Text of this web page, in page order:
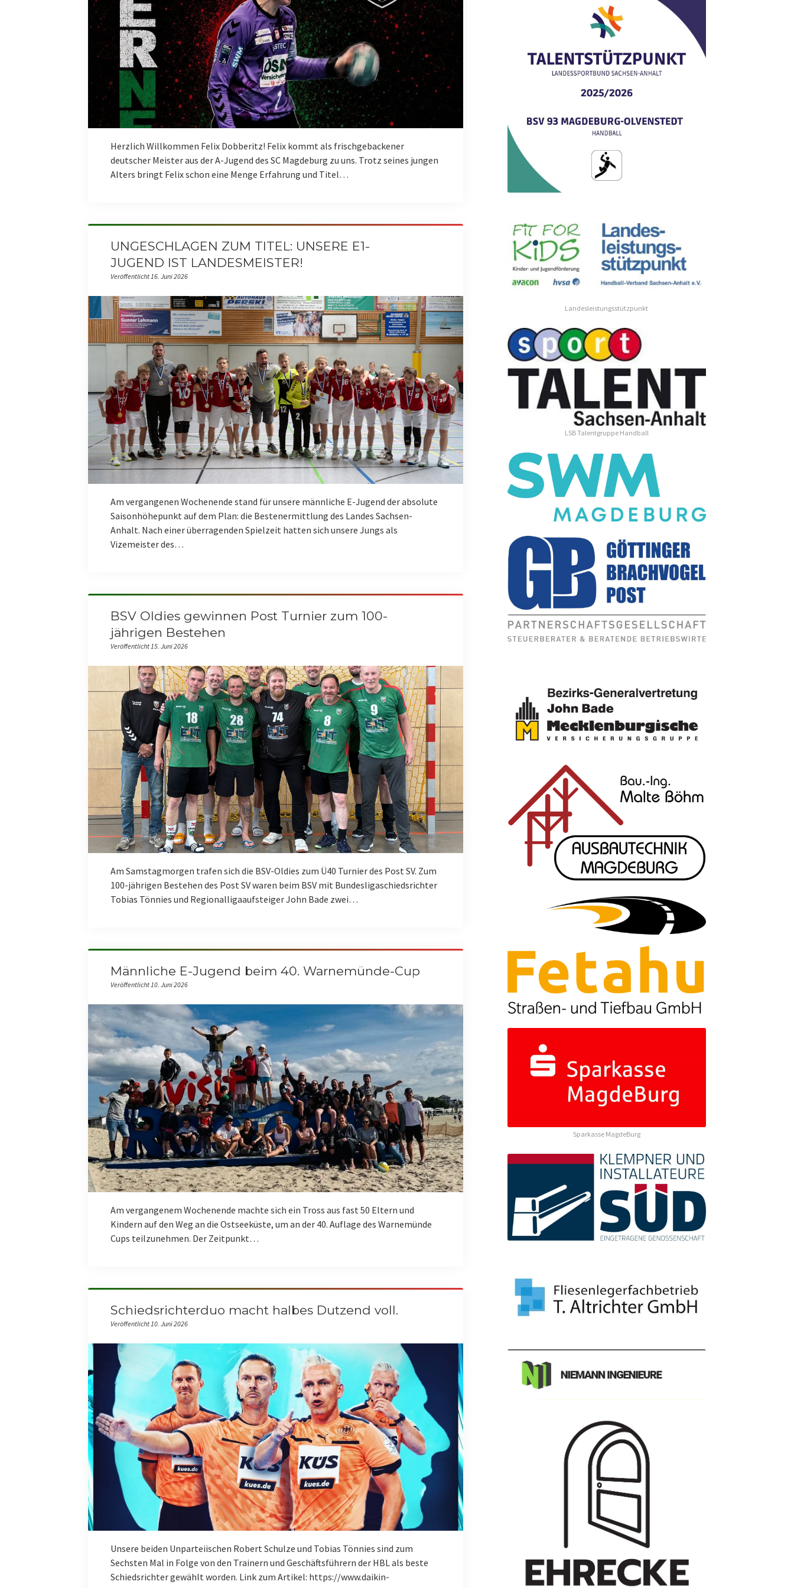
Herzlich Willkommen Felix Dobberitz! Felix kommt als frischgebackener
deutscher Meister aus der A-Jugend des SC Magdeburg zu uns. Trotz seines jungen
Alters bringt Felix schon eine Menge Erfahrung und Titel…
UNGESCHLAGEN ZUM TITEL: UNSERE E1-
JUGEND IST LANDESMEISTER!
Veröffentlicht 16. Juni 2026
Am vergangenen Wochenende stand für unsere männliche E-Jugend der absolute
Saisonhöhepunkt auf dem Plan: die Bestenermittlung des Landes Sachsen-
Anhalt. Nach einer überragenden Spielzeit hatten sich unsere Jungs als
Vizemeister des…
BSV Oldies gewinnen Post Turnier zum 100-
jährigen Bestehen
Veröffentlicht 15. Juni 2026
Am Samstagmorgen trafen sich die BSV-Oldies zum Ü40 Turnier des Post SV. Zum
100-jährigen Bestehen des Post SV waren beim BSV mit Bundesligaschiedsrichter
Tobias Tönnies und Regionalligaaufsteiger John Bade zwei…
Männliche E-Jugend beim 40. Warnemünde-Cup
Veröffentlicht 10. Juni 2026
Am vergangenem Wochenende machte sich ein Tross aus fast 50 Eltern und
Kindern auf den Weg an die Ostseeküste, um an der 40. Auflage des Warnemünde
Cups teilzunehmen. Der Zeitpunkt…
Schiedsrichterduo macht halbes Dutzend voll.
Veröffentlicht 10. Juni 2026
Unsere beiden Unparteiischen Robert Schulze und Tobias Tönnies sind zum
Sechsten Mal in Folge von den Trainern und Geschäftsführern der HBL als beste
Schiedsrichter gewählt worden. Link zum Artikel: https://www.daikin-
Landesleistungsstützpunkt
LSB Talentgruppe Handball
Sparkasse MagdeBurg